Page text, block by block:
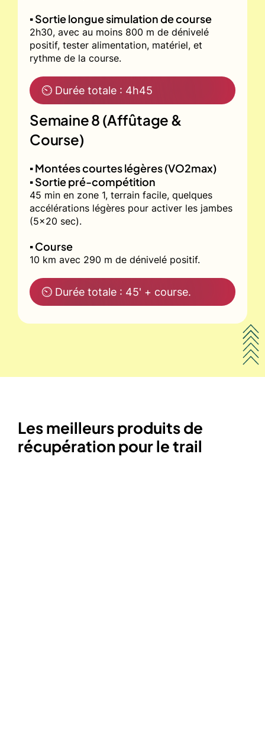
▪️ Sortie longue simulation de course
2h30, avec au moins 800 m de dénivelé
positif, tester alimentation, matériel, et
rythme de la course.
⏲ Durée totale : 4h45
Semaine 8 (Affûtage &
Course)
▪️ Montées courtes légères (VO2max)
▪️ Sortie pré-compétition
45 min en zone 1, terrain facile, quelques
accélérations légères pour activer les jambes
(5x20 sec).
▪️ Course
10 km avec 290 m de dénivelé positif.
⏲ Durée totale : 45' + course.
Les meilleurs produits de
récupération pour le trail